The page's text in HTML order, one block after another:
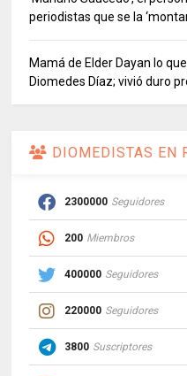
periodistas que se la
Mamá de Elder Dayan lo
Diomedes Díaz; vivió duro
DIOMEDISTAS EN
2300000 Seguidores
200 Miembros
400000 Seguidores
220000 Seguidores
3800 Suscriptores